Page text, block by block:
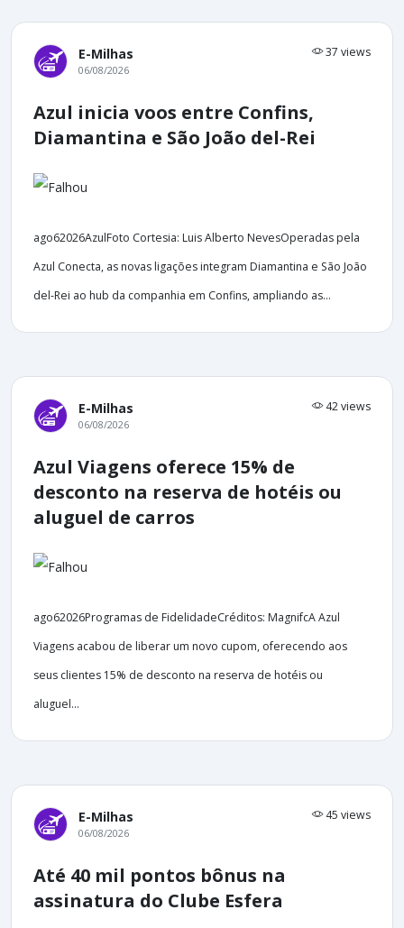
E-Milhas 37 views
06/08/2026
Azul inicia voos entre Confins,
Diamantina e São João del-Rei
ago62026AzulFoto Cortesia: Luis Alberto NevesOperadas pela
Azul Conecta, as novas ligações integram Diamantina e São João
del-Rei ao hub da companhia em Confins, ampliando as...
E-Milhas 42 views
06/08/2026
Azul Viagens oferece 15% de
desconto na reserva de hotéis ou
aluguel de carros
ago62026Programas de FidelidadeCréditos: MagnifcA Azul
Viagens acabou de liberar um novo cupom, oferecendo aos
seus clientes 15% de desconto na reserva de hotéis ou
aluguel...
E-Milhas 45 views
06/08/2026
Até 40 mil pontos bônus na
assinatura do Clube Esfera